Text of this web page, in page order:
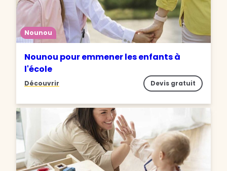
Nounou
Nounou pour emmener les enfants à
l'école
Découvrir Devis gratuit